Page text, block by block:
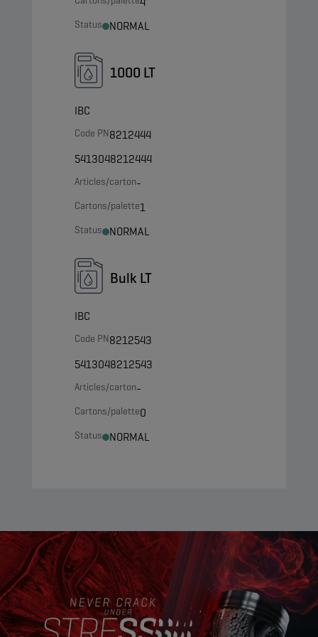
Status NORMAL
1000 LT
IBC
Code PN8212444
5413048212444
Articles/carton-
Cartons/palette1
Status NORMAL
Bulk LT
IBC
Code PN8212543
5413048212543
Articles/carton-
Cartons/palette0
Status NORMAL